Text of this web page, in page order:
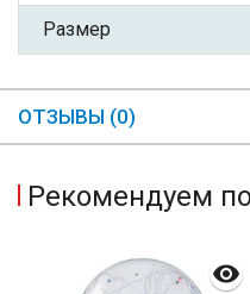
Размер
ОТЗЫВЫ (0)
Рекомендуем